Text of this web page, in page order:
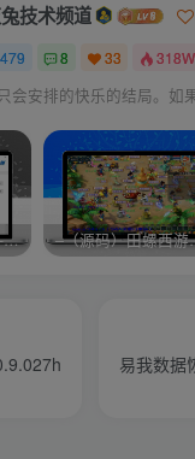
技术频道
8 33
梦幻工具箱————-免费 –（源码）田螺
易我数据